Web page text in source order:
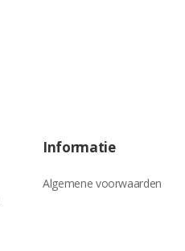
Informatie
Algemene voorwaarden